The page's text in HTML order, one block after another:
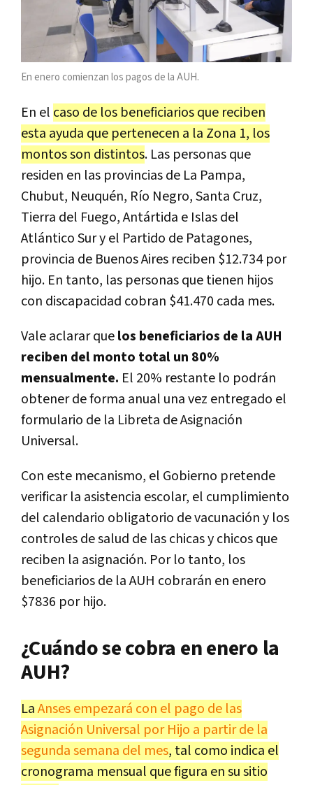
En enero comienzan los pagos de la AUH.
En el caso de los beneficiarios que reciben
esta ayuda que pertenecen a la Zona 1, los
montos son distintos. Las personas que
residen en las provincias de La Pampa,
Chubut, Neuquén, Río Negro, Santa Cruz,
Tierra del Fuego, Antártida e Islas del
Atlántico Sur y el Partido de Patagones,
provincia de Buenos Aires reciben $12.734 por
hijo. En tanto, las personas que tienen hijos
con discapacidad cobran $41.470 cada mes.
Vale aclarar quelos beneficiarios de la AUH
reciben del monto total un 80%
mensualmente. El 20% restante lo podrán
obtener de forma anual una vez entregado el
formulario de la Libreta de Asignación
Universal.
Con este mecanismo, el Gobierno pretende
verificar la asistencia escolar, el cumplimiento
del calendario obligatorio de vacunación y los
controles de salud de las chicas y chicos que
reciben la asignación. Por lo tanto, los
beneficiarios de la AUH cobrarán en enero
$7836 por hijo.
¿Cuándo se cobra en enero la
AUH?
LaAnses empezará con el pago de las
Asignación Universal por Hijo a partir de la
segunda semana del mes, tal como indica el
cronograma mensual que figura en su sitio